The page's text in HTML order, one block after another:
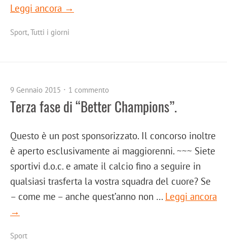
Leggi ancora →
Sport,Tutti i giorni
9 Gennaio 2015 1 commento
Terza fase di “Better Champions”.
Questo è un post sponsorizzato. Il concorso inoltre
è aperto esclusivamente ai maggiorenni. ~~~ Siete
sportivi d.o.c. e amate il calcio fino a seguire in
qualsiasi trasferta la vostra squadra del cuore? Se
– come me – anche quest’anno non … Leggi ancora
→
Sport